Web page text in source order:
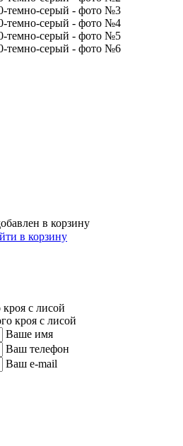
в корзину
в корзину
с лисой
Ваше имя
Ваш телефон
Ваш e-mail